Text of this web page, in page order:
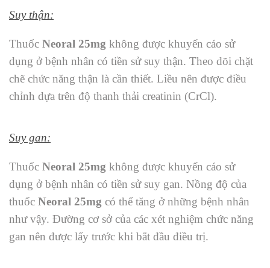
Suy thận:
Thuốc Neoral 25mg không được khuyến cáo sử
dụng ở bệnh nhân có tiền sử suy thận. Theo dõi chặt
chẽ chức năng thận là cần thiết. Liều nên được điều
chỉnh dựa trên độ thanh thải creatinin (CrCl).
Suy gan:
Thuốc Neoral 25mg không được khuyến cáo sử
dụng ở bệnh nhân có tiền sử suy gan. Nồng độ của
thuốc Neoral 25mg có thể tăng ở những bệnh nhân
như vậy. Đường cơ sở của các xét nghiệm chức năng
gan nên được lấy trước khi bắt đầu điều trị.